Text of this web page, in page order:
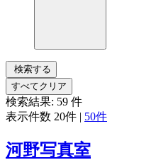
検索する
すべてクリア
検索結果: 59 件
表示件数 20件 | 50件
河野写真室